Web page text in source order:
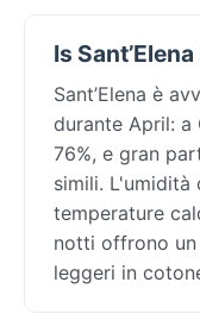
Is
Sant’Elena è
durante April: a
76%, e gran
simili. L'umidità
temperature
notti offrono
leggeri in